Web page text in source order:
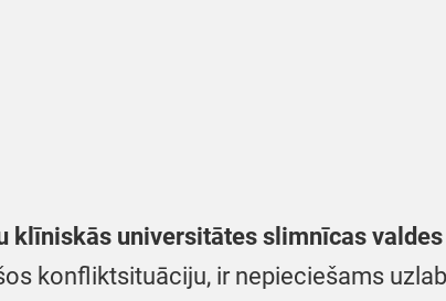
klīniskās universitātes slimnīcas
konfliktsituāciju, ir nepieciešams